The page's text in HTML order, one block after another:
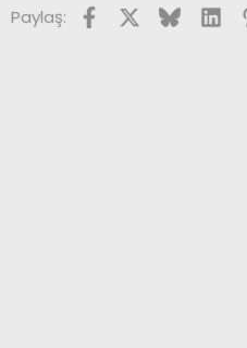
Paylaş: FacebookX (Twitter)
Bluesky